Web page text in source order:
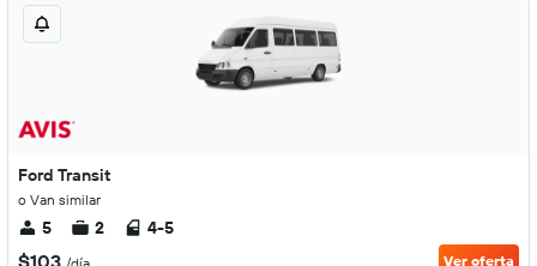
Ford Transit
o Van similar
5 2 4-5
$103 Ver oferta